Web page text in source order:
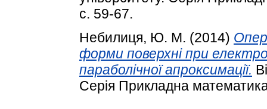
с. 59-67.
Небилиця, Ю. М. (2014)
форми поверхні при
параболічної апроксимації.
Серія Прикладна